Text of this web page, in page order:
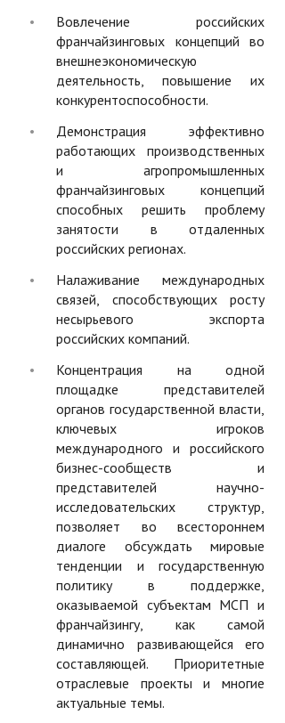
Вовлечение российских
франчайзинговых концепций во
внешнеэкономическую
деятельность, повышение их
конкурентоспособности.
Демонстрация эффективно
работающих производственных
и агропромышленных
франчайзинговых концепций
способных решить проблему
занятости в отдаленных
российских регионах.
Налаживание международных
связей, способствующих росту
несырьевого экспорта
российских компаний.
Концентрация на одной
площадке представителей
органов государственной власти,
ключевых игроков
международного и российского
бизнес-сообществ и
представителей научно-
исследовательских структур,
позволяет во всестороннем
диалоге обсуждать мировые
тенденции и государственную
политику в поддержке,
оказываемой субъектам МСП и
франчайзингу, как самой
динамично развивающейся его
составляющей. Приоритетные
отраслевые проекты и многие
актуальные темы.